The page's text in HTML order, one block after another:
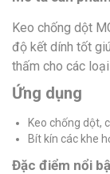
Keo chống dột
độ kết dính tốt
thấm cho các
Ứng dụng
Keo chống dột,
Bít kín các khe
Đặc điểm nổi